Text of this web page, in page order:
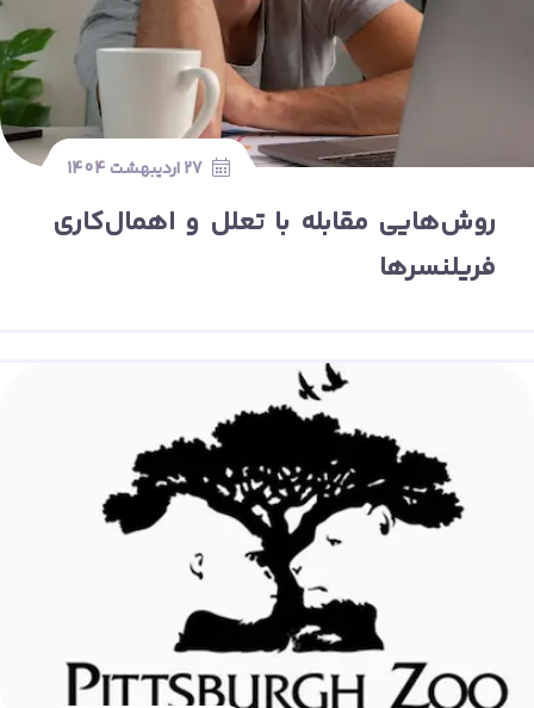
27 اردیبهشت 1404
روش‌هایی مقابله با تعلل و اهمال‌کاری
فریلنسرها